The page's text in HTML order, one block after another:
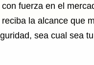
fuerza en el
la alcance que
sea cual sea